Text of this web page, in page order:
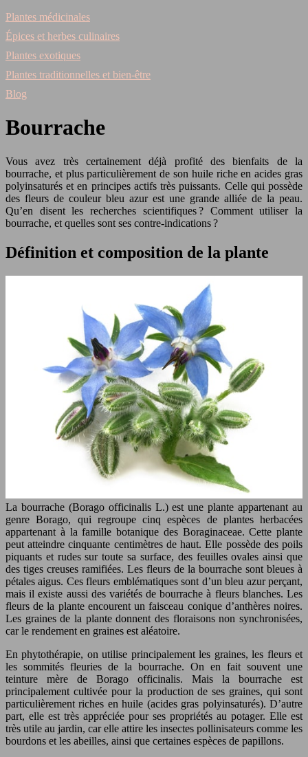
Plantes médicinales
Épices et herbes culinaires
Plantes exotiques
Plantes traditionnelles et bien-être
Blog
Bourrache
Vous avez très certainement déjà profité des bienfaits de la
bourrache, et plus particulièrement de son huile riche en acides gras
polyinsaturés et en principes actifs très puissants. Celle qui possède
des fleurs de couleur bleu azur est une grande alliée de la peau.
Qu’en disent les recherches scientifiques ? Comment utiliser la
bourrache, et quelles sont ses contre-indications ?
Définition et composition de la plante
La bourrache (Borago officinalis L.) est une plante appartenant au
genre Borago, qui regroupe cinq espèces de plantes herbacées
appartenant à la famille botanique des Boraginaceae. Cette plante
peut atteindre cinquante centimètres de haut. Elle possède des poils
piquants et rudes sur toute sa surface, des feuilles ovales ainsi que
des tiges creuses ramifiées. Les fleurs de la bourrache sont bleues à
pétales aigus. Ces fleurs emblématiques sont d’un bleu azur perçant,
mais il existe aussi des variétés de bourrache à fleurs blanches. Les
fleurs de la plante encourent un faisceau conique d’anthères noires.
Les graines de la plante donnent des floraisons non synchronisées,
car le rendement en graines est aléatoire.
En phytothérapie, on utilise principalement les graines, les fleurs et
les sommités fleuries de la bourrache. On en fait souvent une
teinture mère de Borago officinalis. Mais la bourrache est
principalement cultivée pour la production de ses graines, qui sont
particulièrement riches en huile (acides gras polyinsaturés). D’autre
part, elle est très appréciée pour ses propriétés au potager. Elle est
très utile au jardin, car elle attire les insectes pollinisateurs comme les
bourdons et les abeilles, ainsi que certaines espèces de papillons.